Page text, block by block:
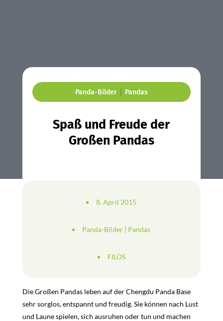
Panda-Bilder| Pandas
Spaß und Freude der
Großen Pandas
8. April 2015
Panda-Bilder | Pandas
FILOS
Die Großen Pandas leben auf der Chengdu Panda Base
sehr sorglos, entspannt und freudig. Sie können nach Lust
und Laune spielen, sich ausruhen oder tun und machen